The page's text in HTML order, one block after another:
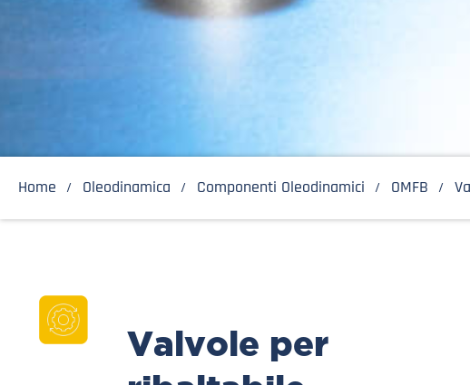
Home Oleodinamica Componenti Oleodinamici OMFB
Valvole per